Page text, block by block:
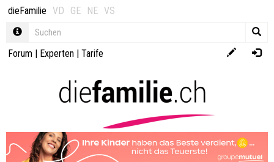
dieFamilie VD GE NE VS
Forum | Experten | Tarife